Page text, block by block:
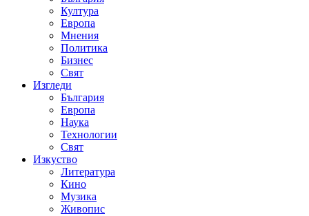
Култура
Европа
Мнения
Политика
Бизнес
Свят
Изгледи
България
Европа
Наука
Технологии
Свят
Изкуство
Литература
Кино
Музика
Живопис